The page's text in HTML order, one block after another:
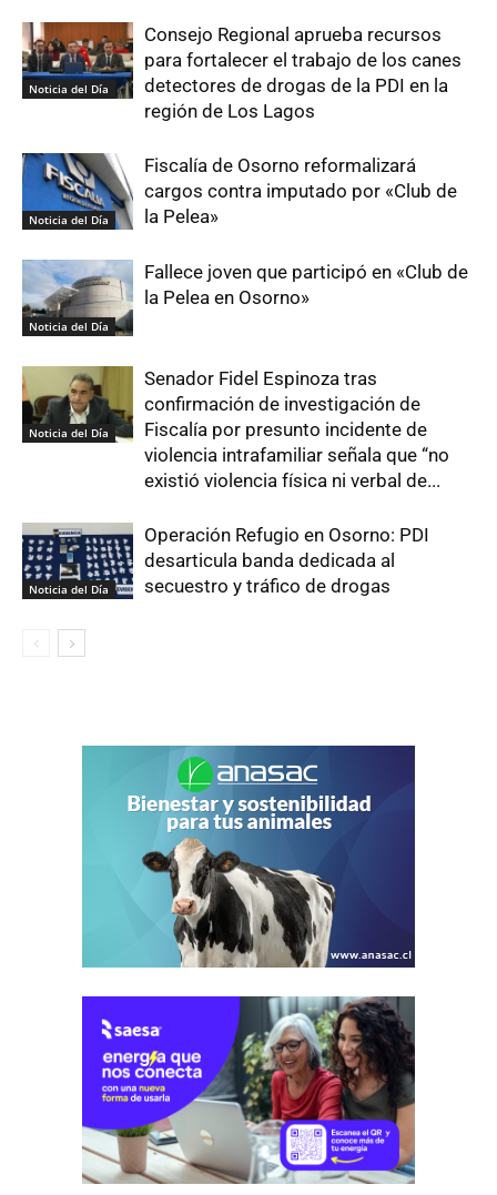
Noticia del Día
Consejo Regional aprueba recursos
para fortalecer el trabajo de los canes
detectores de drogas de la PDI en la
región de Los Lagos
Noticia del Día
Fiscalía de Osorno reformalizará
cargos contra imputado por «Club de
la Pelea»
Noticia del Día
Fallece joven que participó en «Club de
la Pelea en Osorno»
Noticia del Día
Senador Fidel Espinoza tras
confirmación de investigación de
Fiscalía por presunto incidente de
violencia intrafamiliar señala que “no
existió violencia física ni verbal de...
Noticia del Día
Operación Refugio en Osorno: PDI
desarticula banda dedicada al
secuestro y tráfico de drogas